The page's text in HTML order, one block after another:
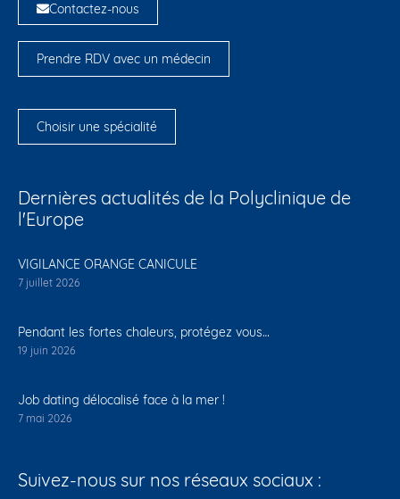
Contactez-nous
Prendre RDV avec un médecin
Choisir une spécialité
Dernières actualités de la Polyclinique de
l'Europe
VIGILANCE ORANGE CANICULE
7 juillet 2026
Pendant les fortes chaleurs, protégez vous…
19 juin 2026
Job dating délocalisé face à la mer !
7 mai 2026
Suivez-nous sur nos réseaux sociaux :